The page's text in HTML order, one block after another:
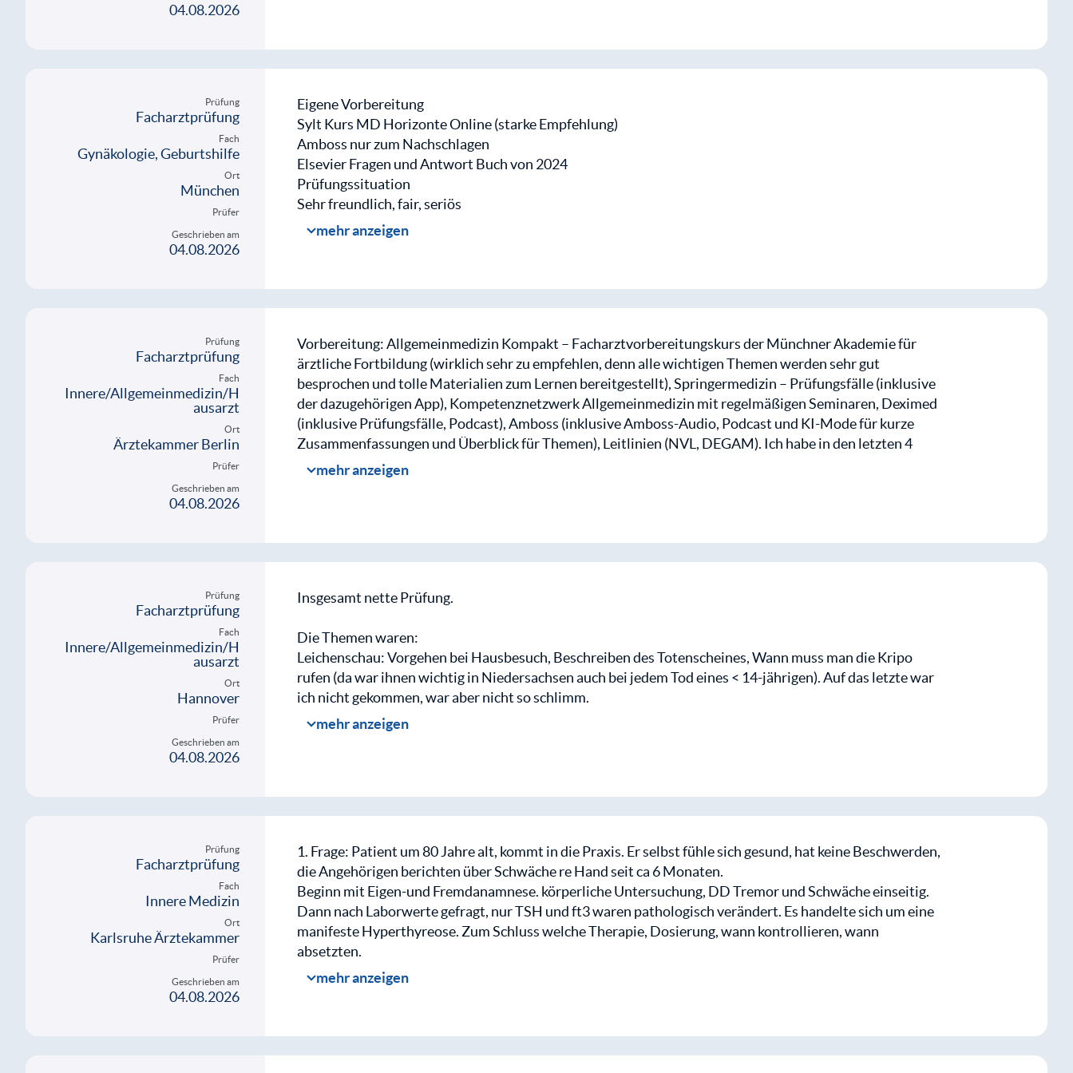
04.08.2026
einloggen kostenlosMitglied werden
Prüfung
Facharztprüfung
Fach
Gynäkologie, Geburtshilfe
Ort
München
Prüfer
Geschrieben am
04.08.2026
Eigene Vorbereitung
Sylt Kurs MD Horizonte Online (starke Empfehlung)
Amboss nur zum Nachschlagen
Elsevier Fragen und Antwort Buch von 2024
Prüfungssituation
Sehr freundlich, fair, seriös
sehr netter Prüfungsvorsitz,
Schäfer:
Ich habe gesehen, dass Sie jetzt schon eine Zeit in der Praxis sind. Daher habe ich einen praxisrelevanten
Fall mitgebracht der jetzt nicht so rein gynäkologisch ist:
63 jährige Patientin mit Brustschmerzen links kommt in die Praxis.
Was machen Sie?
Anamnese. Körperliche Untersuchen.
Ich hab ...
weiteren Protokolle.
mehr anzeigen
Prüfung
Facharztprüfung
Fach
Innere/Allgemeinmedizin/H
ausarzt
Ort
Ärztekammer Berlin
Prüfer
Geschrieben am
04.08.2026
Vorbereitung: Allgemeinmedizin Kompakt – Facharztvorbereitungskurs der Münchner Akademie für
ärztliche Fortbildung (wirklich sehr zu empfehlen, denn alle wichtigen Themen werden sehr gut
besprochen und tolle Materialien zum Lernen bereitgestellt), Springermedizin – Prüfungsfälle (inklusive
der dazugehörigen App), Kompetenznetzwerk Allgemeinmedizin mit regelmäßigen Seminaren, Deximed
(inklusive Prüfungsfälle, Podcast), Amboss (inklusive Amboss-Audio, Podcast und KI-Mode für kurze
Zusammenfassungen und Überblick für Themen), Leitlinien (NVL, DEGAM). Ich habe in den letzten 4
Monaten vor der Prüfung hauptsächlich in der Bibliothek gelernt und da ich keine Lerngruppe hatte,
Mit deinem kostenlosen MEDI-LEARN Club-Account erhältst du Zugriff auf dieses und alle
weiteren Protokolle.
mehr anzeigen
Prüfung
Facharztprüfung
Fach
Innere/Allgemeinmedizin/H
ausarzt
Ort
Hannover
Prüfer
Geschrieben am
04.08.2026
Insgesamt nette Prüfung.
Die Themen waren:
Leichenschau: Vorgehen bei Hausbesuch, Beschreiben des Totenscheines, Wann muss man die Kripo
rufen (da war ihnen wichtig in Niedersachsen auch bei jedem Tod eines < 14-jährigen). Auf das letzte war
ich nicht gekommen, war aber nicht so schlimm.
Ob Schmerz besteht könne man bei dem Patienten nicht mehr richtig erruieren. Verteilungsmuster auf
Nachfrage dermatomartig. Erstmal Differentialdiagnostik, ihm war wichtig dass man z.B. auch an eine
Mit deinem kostenlosen MEDI-LEARN Club-Account erhältst du Zugriff auf dieses und alle
weiteren Protokolle.
mehr anzeigen
Prüfung
Facharztprüfung
Fach
Innere Medizin
Ort
Karlsruhe Ärztekammer
Prüfer
Geschrieben am
04.08.2026
1. Frage: Patient um 80 Jahre alt, kommt in die Praxis. Er selbst fühle sich gesund, hat keine Beschwerden,
die Angehörigen berichten über Schwäche re Hand seit ca 6 Monaten.
Beginn mit Eigen-und Fremdanamnese. körperliche Untersuchung, DD Tremor und Schwäche einseitig.
Dann nach Laborwerte gefragt, nur TSH und ft3 waren pathologisch verändert. Es handelte sich um eine
manifeste Hyperthyreose. Zum Schluss welche Therapie, Dosierung, wann kontrollieren, wann
absetzten.
mehr anzeigen